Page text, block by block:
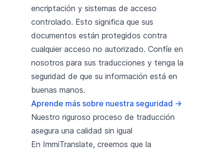
encriptación y sistemas de acceso
controlado. Esto significa que sus
documentos están protegidos contra
cualquier acceso no autorizado. Confíe en
nosotros para sus traducciones y tenga la
seguridad de que su información está en
buenas manos.
Aprende más sobre nuestra seguridad →
Nuestro riguroso proceso de traducción
asegura una calidad sin igual
En ImmiTranslate, creemos que la